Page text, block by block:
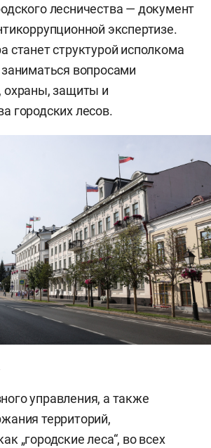
лесничества — документ
экспертизе.
станет структурой исполкома
вопросами
охраны, защиты и
городских лесов.
управления, а также
территорий,
„городские леса“, во всех